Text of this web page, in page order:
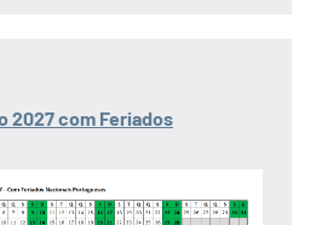
2027 com Feriados